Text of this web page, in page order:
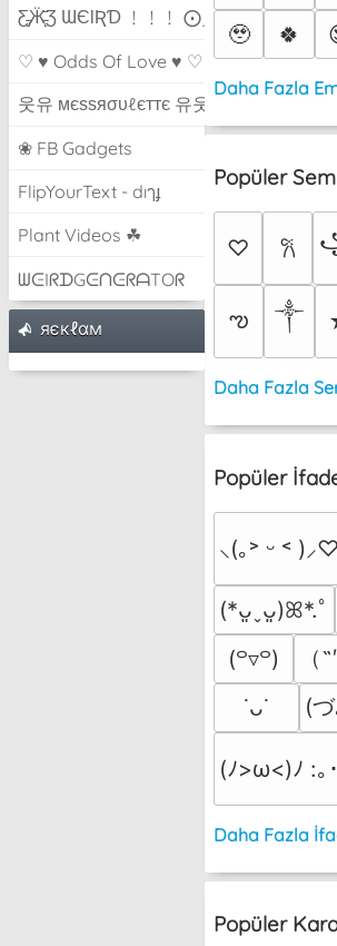
Ƹ̵̡Ӝ̵̨̄Ʒ ƜЄƖƦƊ ﹗﹗﹗ ⨀_⨀
♡ ♥ Odds Of Love ♥ ♡
웃유 мєѕѕяσυℓєттє 유웃
❀ FB Gadgets
FlipYourText - dıๅɟ
Plant Videos ☘
ᗯᕮIᖇᗪGᕮᑎᕮᖇᗩTOᖇ
яєкℓαм
🥹
🍀
Daha Fazla
Popüler
♡ 𐙚
ఌ ༒︎
Daha Fazla
Popüler
⸜(｡˃ ᵕ ˂ )⸝♡
(*ᴗ͈ˬᴗ͈)ꕤ*.ﾟ
(꒪▿꒪)
（
˙ᴗ˙
(
(ﾉ>ω<)ﾉ :｡
Daha Fazla
Popüler